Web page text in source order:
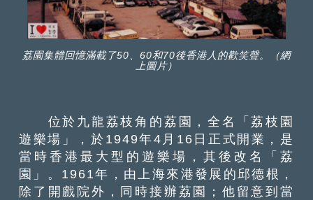
荔園集體回憶滿載了50、60和70後香港人的歡笑聲。（網
上圖片）
位於九龍荔枝角的荔園，全名「荔枝園
遊樂場」，於1949年4月16日正式開業，是
當時香港最大型的遊樂場，其後改名「荔
園」。1961年，由上海來港發展的邱德根，
除了開戲院外，同時接辦荔園；他留意到當